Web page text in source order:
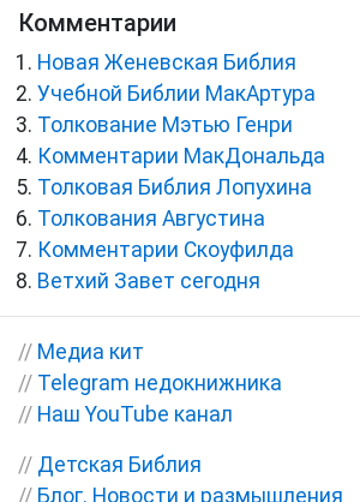
Комментарии
Новая Женевская Библия
Учебной Библии МакАртура
Толкование Мэтью Генри
Комментарии МакДональда
Толковая Библия Лопухина
Толкования Августина
Комментарии Скоуфилда
Ветхий Завет сегодня
// Медиа кит
// Telegram недокнижника
// Наш YouTube канал
// Детская Библия
// Блог. Новости и размышления